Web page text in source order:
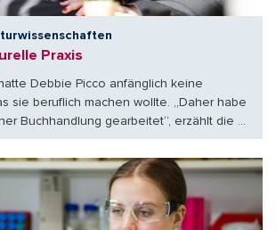
Praxis
Debbie Picco anfänglich keine
sie beruflich machen wollte. „Daher habe
Buchhandlung gearbeitet“, erzählt die ...